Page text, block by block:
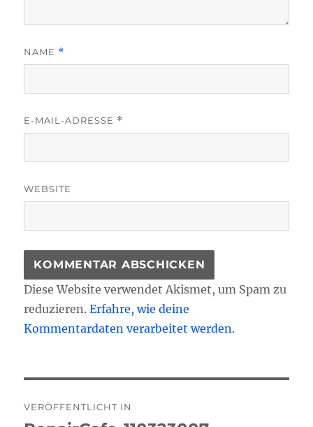
NAME *
E-MAIL-ADRESSE *
WEBSITE
Diese Website verwendet Akismet, um Spam zu
reduzieren.Erfahre, wie deine
Kommentardaten verarbeitet werden.
VERÖFFENTLICHT IN